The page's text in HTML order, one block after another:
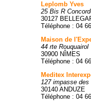
Leplomb Yves
25 Bis R
30127
Téléphone : 04
Maison de
44 rte Rouquairol
30900 NÎMES
Téléphone : 04
Meditex
127 impasse des
30140 ANDUZE
Téléphone : 04